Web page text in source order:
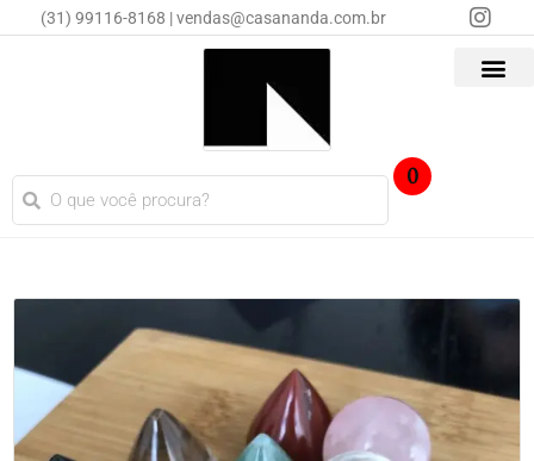
(31) 99116-8168 | vendas@casananda.com.br
0